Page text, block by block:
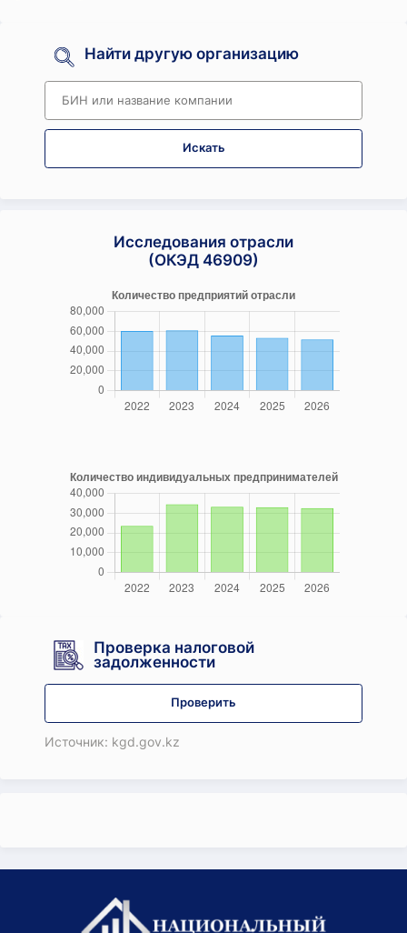
Найти другую организацию
Искать
Исследования отрасли
(ОКЭД 46909)
Проверка налоговой
задолженности
Проверить
Источник: kgd.gov.kz